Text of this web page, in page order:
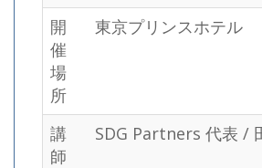
開
催
場
所
東京プリンスホテル
講
師
SDG Partners 代表 /